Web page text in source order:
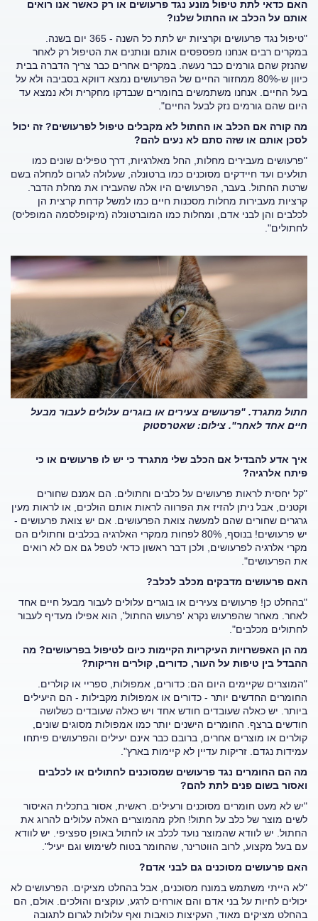
האם כדאי לתת טיפול מונע נגד פרעושים או רק כאשר אנו רואים
אותם על הכלב או החתול שלנו?
"טיפול נגד פרעושים וקרציות יש לתת כל השנה - 365 יום בשנה.
במקרים רבים אנחנו מפספסים אותם ונותנים את הטיפול רק לאחר
שהנזק שהם גורמים כבר נעשה. במקרים אחרים כבר צריך הדברה בבית
כיוון ש-80% ממחזור החיים של הפרעושים נמצא דווקא בסביבה ולא על
בעל החיים. אנחנו משתמשים בחומרים שנבדקו מחקרית ולא נמצא עד
היום שהם גורמים נזק לבעל החיים".
מה קורה אם הכלב או החתול לא מקבלים טיפול לפרעושים? זה יכול
לסכן אותם או שזה סתם לא נעים להם?
"פרעושים מעבירים מחלות, החל מאלרגיות, דרך טפילים שונים כמו
תולעים ועד חיידקים מסוכנים כמו ברטונלה, שעלולה לגרום למחלה בשם
שרטת החתול. בעבר, הפרעושים היו אלה שהעבירו את מחלת הדבר.
קרציות מעבירות מחלות מסכנות חיים כמו למשל קדחת קרצית הן
לכלבים והן לבני אדם, ומחלות כמו המוברטונלה (מיקופלסמה המופליס)
לחתולים".
חתול מתגרד. "פרעושים צעירים או בוגרים עלולים לעבור מבעל
חיים אחד לאחר". צילום: שאטרסטוק
איך אדע להבדיל אם הכלב שלי מתגרד כי יש לו פרעושים או כי
פיתח אלרגיה?
"קל יחסית לראות פרעושים על כלבים וחתולים. הם אמנם שחורים
וקטנים, אבל ניתן להזיז את הפרווה לראות אותם הולכים, או לראות מעין
גרגרים שחורים שהם למעשה צואת הפרעושים. אם יש צואת פרעושים -
יש פרעושים! בנוסף, 80% לפחות ממקרי האלרגיה בכלבים וחתולים הם
מקרי אלרגיה לפרעושים, ולכן דבר ראשון כדאי לטפל גם אם לא רואים
את הפרעושים".
האם פרעושים מדבקים מכלב לכלב?
"בהחלט כן! פרעושים צעירים או בוגרים עלולים לעבור מבעל חיים אחד
לאחר. מאחר שהפרעוש נקרא 'פרעוש החתול', הוא אפילו מעדיף לעבור
לחתולים מכלבים".
מה הן האפשרויות העיקריות הקיימות כיום לטיפול בפרעושים? מה
ההבדל בין טיפות על העור, כדורים, קולרים וזריקות?
"המוצרים שקיימים היום הם: כדורים, אמפולות, ספריי או קולרים.
החומרים החדשים יותר - כדורים או אמפולות מקבילות - הם היעילים
ביותר. יש כאלה שעובדים חודש אחד ויש כאלה שעובדים כשלושה
חודשים ברצף. החומרים הישנים יותר כמו אמפולות מסוגים שונים,
קולרים או מוצרים אחרים, ברובם כבר אינם יעילים והפרעושים פיתחו
עמידות נגדם. זריקות עדיין לא קיימות בארץ".
מה הם החומרים נגד פרעושים שמסוכנים לחתולים או לכלבים
ואסור בשום פנים לתת להם?
"יש לא מעט חומרים מסוכנים ורעילים. ראשית, אסור בתכלית האיסור
לשים מוצר של כלב על חתול! חלק מהמוצרים האלה עלולים להרוג את
החתול. יש לוודא שהמוצר נועד לכלב או לחתול באופן ספציפי. יש לוודא
עם בעל מקצוע, לרוב הווטרינר, שהחומר בטוח לשימוש וגם יעיל".
האם פרעושים מסוכנים גם לבני אדם?
"לא הייתי משתמש במונח מסוכנים, אבל בהחלט מציקים. הפרעושים לא
יכולים לחיות על בני אדם והם אורחים לרגע, עוקצים והולכים. אולם, הם
בהחלט מציקים מאוד, העקיצות כואבות ואף עלולות לגרום לתגובה